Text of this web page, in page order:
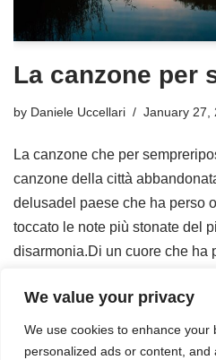
We value your privacy
We use cookies to enhance your
personalized ads or content, and
La canzone per
by Daniele Uccellari January 27,
La canzone che per
canzone della città
delusadel paese che ha perso
toccato le note più stonate del
disarmonia.Di un cuore che ha